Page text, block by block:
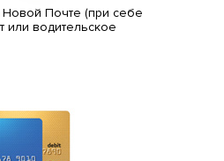
Почте (при себе
или водительское